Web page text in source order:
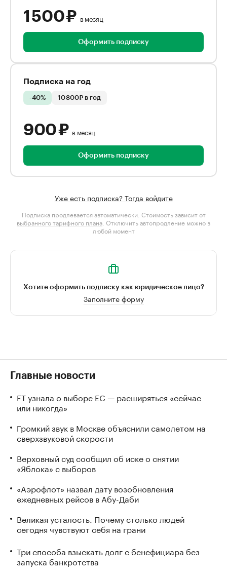
1 500 ₽ в месяц
Оформить подписку
Подписка на год
-40% 10 800₽ в год
900 ₽ в месяц
Оформить подписку
Уже есть подписка? Тогда войдите
Подписка продлевается автоматически. Стоимость зависит от
выбранного тарифного плана . Отключить автопродление можно в
любой момент
Хотите оформить подписку как юридическое лицо?
Заполните форму
Главные новости
FT узнала о выборе ЕС — расширяться «сейчас
или никогда»
Громкий звук в Москве объяснили самолетом на
сверхзвуковой скорости
Верховный суд сообщил об иске о снятии
«Яблока» с выборов
«Аэрофлот» назвал дату возобновления
ежедневных рейсов в Абу-Даби
Великая усталость. Почему столько людей
сегодня чувствуют себя на грани
Три способа взыскать долг с бенефициара без
запуска банкротства